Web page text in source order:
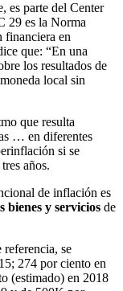
es parte del Center
29 es la Norma
financiera en
que: “En una
los resultados de
local sin
que resulta
… en diferentes
si se
años.
de inflación es
bienes y servicios de
referencia, se
274 por ciento en
(estimado) en 2018